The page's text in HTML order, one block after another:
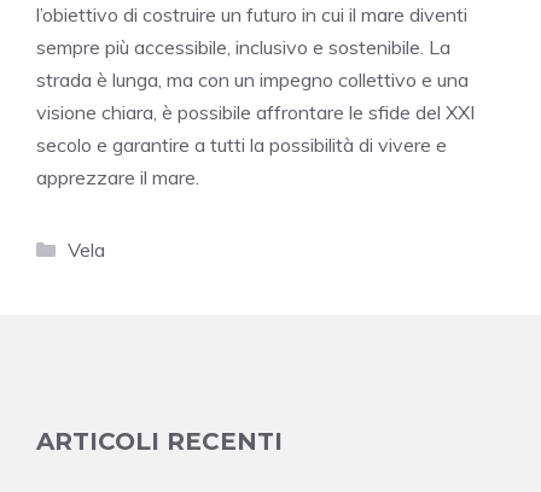
l’obiettivo di costruire un futuro in cui il mare diventi
sempre più accessibile, inclusivo e sostenibile. La
strada è lunga, ma con un impegno collettivo e una
visione chiara, è possibile affrontare le sfide del XXI
secolo e garantire a tutti la possibilità di vivere e
apprezzare il mare.
Categorie
Vela
ARTICOLI RECENTI